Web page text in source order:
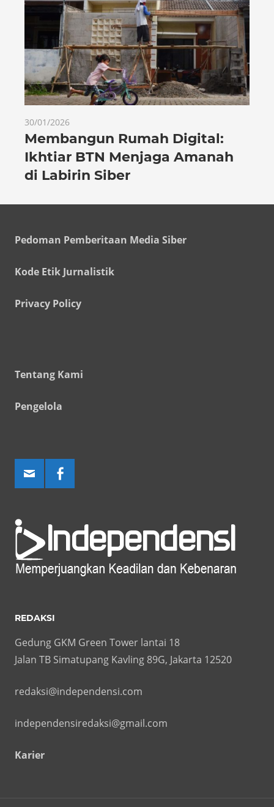
30/01/2026
Membangun Rumah Digital:
Ikhtiar BTN Menjaga Amanah
di Labirin Siber
Pedoman Pemberitaan Media Siber
Kode Etik Jurnalistik
Privacy Policy
Tentang Kami
Pengelola
REDAKSI
Gedung GKM Green Tower lantai 18
Jalan TB Simatupang Kavling 89G, Jakarta 12520
redaksi@independensi.com
independensiredaksi@gmail.com
Karier